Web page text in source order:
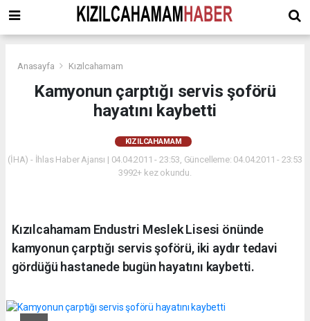
Anasayfa Kızılcahamam
Kamyonun çarptığı servis şoförü
hayatını kaybetti
KIZILCAHAMAM
(İHA) - İhlas Haber Ajansı | 04.04.2011 - 23:53, Güncelleme: 04.04.2011 - 23:53
3992+ kez okundu.
Kızılcahamam Endustri Meslek Lisesi önünde
kamyonun çarptığı servis şoförü, iki aydır tedavi
gördüğü hastanede bugün hayatını kaybetti.